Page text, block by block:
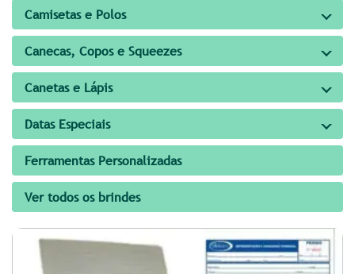
Camisetas e Polos
Canecas, Copos e Squeezes
Canetas e Lápis
Datas Especiais
Ferramentas Personalizadas
Ver todos os brindes